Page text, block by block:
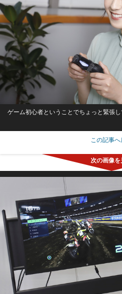
ゲーム初心者ということでちょっと緊張し
この記事へ